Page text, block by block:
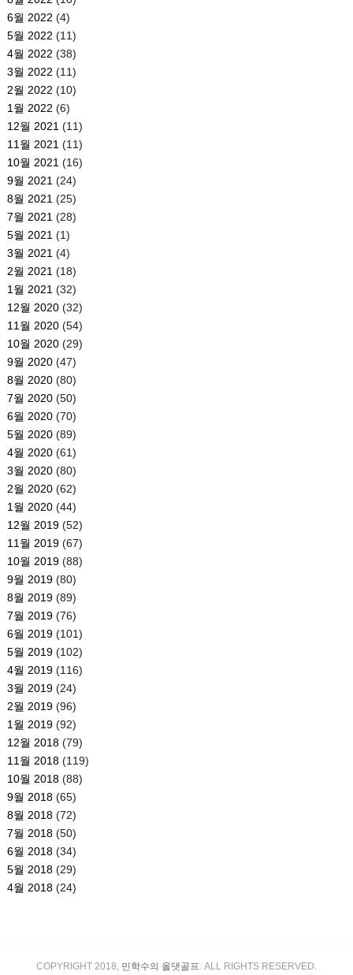
6월 2022 (4)
5월 2022 (11)
4월 2022 (38)
3월 2022 (11)
2월 2022 (10)
1월 2022 (6)
12월 2021 (11)
11월 2021 (11)
10월 2021 (16)
9월 2021 (24)
8월 2021 (25)
7월 2021 (28)
5월 2021 (1)
3월 2021 (4)
2월 2021 (18)
1월 2021 (32)
12월 2020(32)
11월 2020(54)
10월 2020(29)
9월 2020(47)
8월 2020(80)
7월 2020(50)
6월 2020(70)
5월 2020(89)
4월 2020(61)
3월 2020(80)
2월 2020(62)
1월 2020(44)
12월 2019(52)
11월 2019(67)
10월 2019(88)
9월 2019(80)
8월 2019(89)
7월 2019(76)
6월 2019(101)
5월 2019(102)
4월 2019(116)
3월 2019(24)
2월 2019(96)
1월 2019(92)
12월 2018(79)
11월 2018(119)
10월 2018(88)
9월 2018(65)
8월 2018(72)
7월 2018(50)
6월 2018(34)
5월 2018(29)
4월 2018(24)
COPYRIGHT 2018, 민학수의 올댓골프. ALL RIGHTS RESERVED.